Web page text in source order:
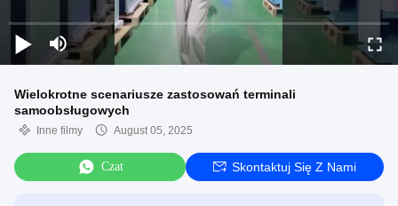
Wielokrotne scenariusze zastosowań terminali
samoobsługowych
Inne filmy August 05, 2025
Czat Skontaktuj Się Z Nami